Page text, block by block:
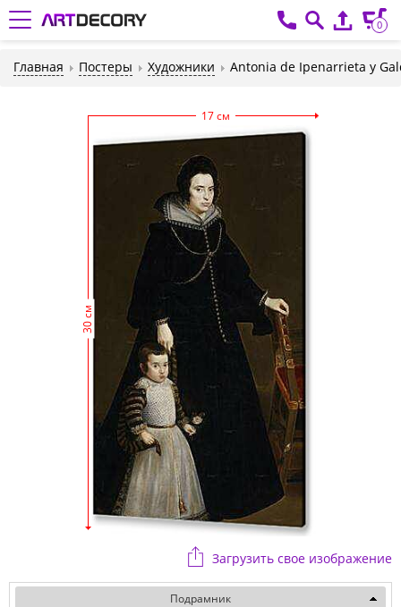
0
Главная Постеры Художники Antonia de Ipenarrieta y
17 см
30 см
Загрузить свое изображение
Подрамник